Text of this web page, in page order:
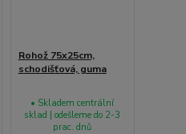
Rohož 75x25cm,
schodišťová, guma
• Skladem centrální
sklad | odešleme do 2-3
prac. dnů